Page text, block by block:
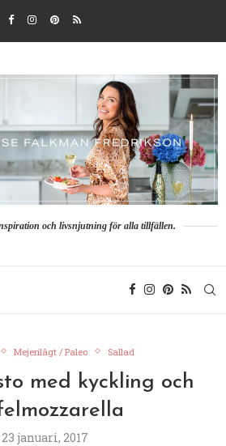
och livsnjutning för alla tillfällen.
Mejerilågt / Paleo Sallad
med kyckling och
23 januari, 2017